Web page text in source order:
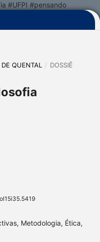
#UFPI #pensando
QUENTAL
/ DOSSIÊ
Metodologia, Ética,